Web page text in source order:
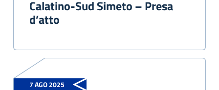
Calatino-Sud Simeto – Presa
d’atto
7 AGO 2025